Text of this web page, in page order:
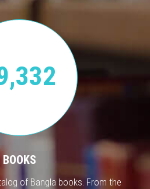
BOOKS
of Bangla books. From the